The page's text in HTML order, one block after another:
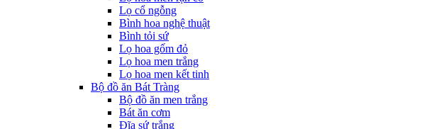
Lọ cổ ngỗng
Bình hoa nghệ thuật
Bình tỏi sứ
Lọ hoa gốm đỏ
Lọ hoa men trắng
Lọ hoa men kết tinh
Bộ đồ ăn Bát Tràng
Bộ đồ ăn men trắng
Bát ăn cơm
Đĩa sứ trắng